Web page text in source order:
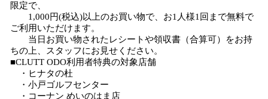
限定で、
1,000円(税込)以上のお買い物で、お1人様1回まで無料で
ご利用いただけます。
当日お買い物されたレシートや領収書（合算可）をお持
ちの上、スタッフにお見せください。
■CLUTT ODO利用者特典の対象店舗
・ヒナタの杜
・小戸ゴルフセンター
・コーナン めいのはま店